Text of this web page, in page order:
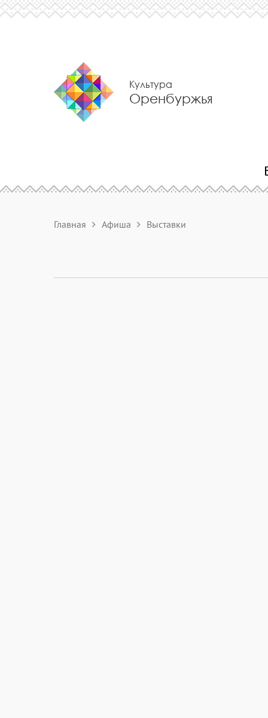
Культура
Оренбуржья
Главная Афиша Выставки